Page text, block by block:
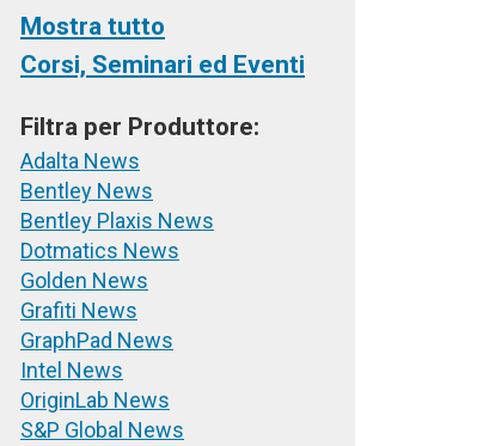
Mostra tutto
Corsi, Seminari ed Eventi
Filtra per Produttore:
Adalta News
Bentley News
Bentley Plaxis News
Dotmatics News
Golden News
Grafiti News
GraphPad News
Intel News
OriginLab News
S&P Global News